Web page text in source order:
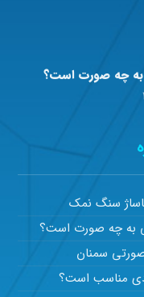
به چه صورت است؟
سنگ نمک
به چه صورت است؟
سمنان
مناسب است؟